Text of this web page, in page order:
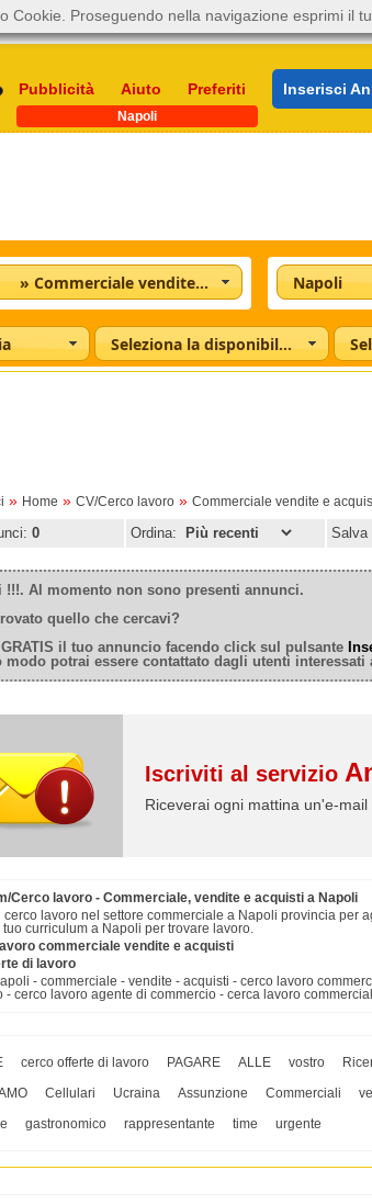
Pubblicità Aiuto Preferiti Inserisci
Napoli
» Commerciale vendite e acquisti Napoli
Seleziona la disponibilità
» Home » CV/Cerco lavoro » Commerciale vendite e
0 Ordina: Salva
!!!. Al momento non sono presenti annunci.
quello che cercavi?
GRATIS il tuo annuncio facendo click sul pulsante
modo potrai essere contattato dagli utenti interessati
Iscriviti al servizio
Riceverai ogni mattina un'e-
Cerco lavoro - Commerciale, vendite e acquisti a Napoli
cerco lavoro nel settore commerciale a Napoli provincia per
tuo curriculum a Napoli per trovare lavoro.
commerciale vendite e acquisti
di lavoro
- commerciale - vendite - acquisti - cerco lavoro
- cerco lavoro agente di commercio - cerca lavoro
cerco offerte di lavoro PAGARE ALLE vostro
Cellulari Ucraina Assunzione Commerciali
gastronomico rappresentante time urgente
Cookie. Proseguendo nella navigazione esprimi il